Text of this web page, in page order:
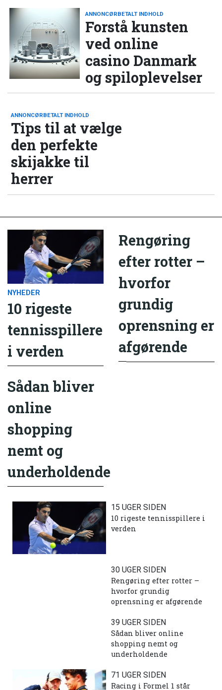
ANNONCØRBETALT INDHOLD
Forstå kunsten
ved online
casino Danmark
og spiloplevelser
ANNONCØRBETALT INDHOLD
Tips til at vælge
den perfekte
skijakke til
herrer
NYHEDER
10 rigeste
tennisspillere
i verden
Rengøring
efter rotter –
hvorfor
grundig
oprensning er
afgørende
Sådan bliver
online
shopping
nemt og
underholdende
15 UGER SIDEN
10 rigeste tennisspillere i
verden
30 UGER SIDEN
Rengøring efter rotter –
hvorfor grundig
oprensning er afgørende
39 UGER SIDEN
Sådan bliver online
shopping nemt og
underholdende
71 UGER SIDEN
Racing i Formel 1 står